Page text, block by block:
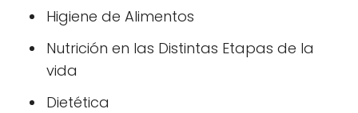
Higiene de Alimentos
Nutrición en las Distintas Etapas de la
vida
Dietética